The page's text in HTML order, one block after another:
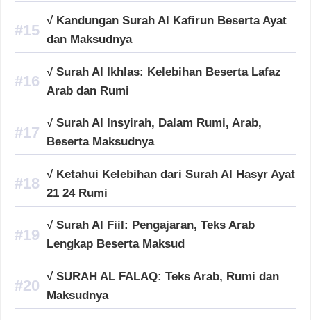
√ Kandungan Surah Al Kafirun Beserta Ayat
dan Maksudnya
√ Surah Al Ikhlas: Kelebihan Beserta Lafaz
Arab dan Rumi
√ Surah Al Insyirah, Dalam Rumi, Arab,
Beserta Maksudnya
√ Ketahui Kelebihan dari Surah Al Hasyr Ayat
21 24 Rumi
√ Surah Al Fiil: Pengajaran, Teks Arab
Lengkap Beserta Maksud
√ SURAH AL FALAQ: Teks Arab, Rumi dan
Maksudnya